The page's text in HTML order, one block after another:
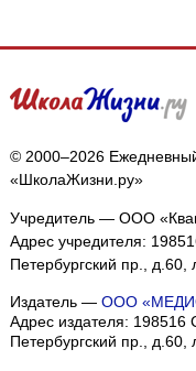
© 2000–2026
«ШколаЖизни.ру»
Учредитель — ООО
Адрес учредителя:
Петербургский пр.,
Издатель — ООО
Адрес издателя: 198516
Петербургский пр.,